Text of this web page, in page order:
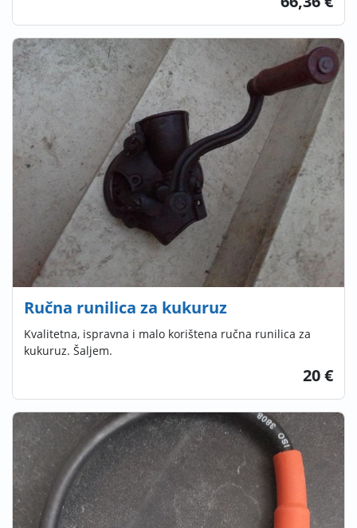
Ručna runilica za kukuruz
Kvalitetna, ispravna i malo korištena ručna runilica za
kukuruz. Šaljem.
20 €